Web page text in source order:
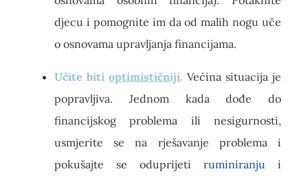
djecu i pomognite im da od malih nogu uče
o osnovama upravljanja financijama.
Učite biti optimističniji.Većina situacija je
popravljiva. Jednom kada dođe do
financijskog problema ili nesigurnosti,
usmjerite se na rješavanje problema i
pokušajte se oduprijetiruminiranju
i